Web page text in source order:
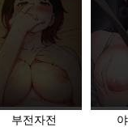
부전자전